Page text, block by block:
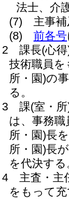
法士、介
(7)
主事
(8)
前各号
2
課長(心
技術職員
所・園)の
る。
3
課(室・
は、事務
所・園)長
所・園)長
を代決する
4
主査・主
をもって